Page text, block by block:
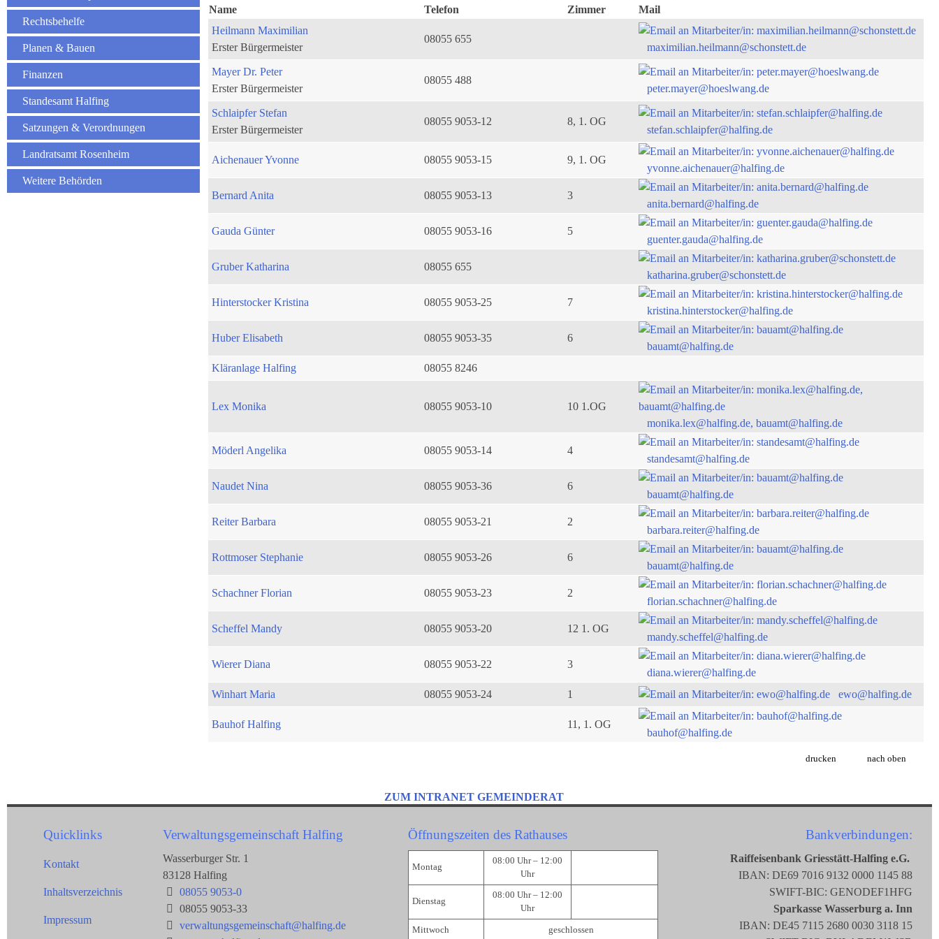
Rechtsbehelfe
Planen & Bauen
Finanzen
Standesamt Halfing
Satzungen & Verordnungen
Landratsamt Rosenheim
Weitere Behörden
Name
Telefon Zimmer
Mail
Heilmann Maximilian
Erster Bürgermeister
08055 655
maximilian.heilmann@schonstett.de
Mayer Dr. Peter
Erster Bürgermeister
08055 488
peter.mayer@hoeslwang.de
Schlaipfer Stefan
Erster Bürgermeister
08055 9053-12 8, 1. OG
stefan.schlaipfer@halfing.de
Aichenauer Yvonne 08055 9053-15 9, 1. OG
yvonne.aichenauer@halfing.de
Bernard Anita 08055 9053-13 3
anita.bernard@halfing.de
Gauda Günter 08055 9053-16 5
guenter.gauda@halfing.de
Gruber Katharina 08055 655
katharina.gruber@schonstett.de
Hinterstocker Kristina 08055 9053-25 7
kristina.hinterstocker@halfing.de
Huber Elisabeth 08055 9053-35 6
bauamt@halfing.de
Kläranlage Halfing
08055 8246
Lex Monika 08055 9053-10
10 1.OG
monika.lex@halfing.de, bauamt@halfing.de
Möderl Angelika 08055 9053-14 4
standesamt@halfing.de
Naudet Nina 08055 9053-36 6
bauamt@halfing.de
Reiter Barbara 08055 9053-21 2
barbara.reiter@halfing.de
Rottmoser Stephanie 08055 9053-26 6
bauamt@halfing.de
Schachner Florian 08055 9053-23 2
florian.schachner@halfing.de
Scheffel Mandy 08055 9053-20 12 1. OG
mandy.scheffel@halfing.de
Wierer Diana 08055 9053-22 3
diana.wierer@halfing.de
Winhart Maria
08055 9053-24 1 ewo@halfing.de
Bauhof Halfing 11, 1. OG
bauhof@halfing.de
drucken nach oben
ZUM INTRANET GEMEINDERAT
Quicklinks
Kontakt
Inhaltsverzeichnis
Impressum
Verwaltungsgemeinschaft Halfing
Wasserburger Str. 1
83128 Halfing
08055 9053-0
08055 9053-33
verwaltungsgemeinschaft@halfing.de
Öffnungszeiten des Rathauses
Montag
08:00 Uhr – 12:00
Uhr
Dienstag
08:00 Uhr – 12:00
Uhr
Mittwoch geschlossen
Bankverbindungen:
Raiffeisenbank Griesstätt-Halfing e.G.
IBAN: DE69 7016 9132 0000 1145 88
SWIFT-BIC: GENODEF1HFG
Sparkasse Wasserburg a. Inn
IBAN: DE45 7115 2680 0030 3118 15